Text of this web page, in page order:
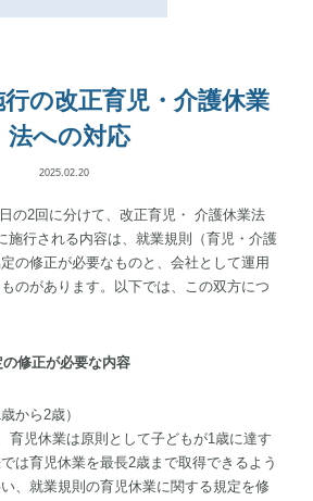
お問い合わせ
の改正育児・介護休業
法への対応
2025.02.20
の2回に分けて、改正育児・ 介護休業法
施行される内容は、就業規則（育児・介護
の修正が必要なものと、会社として運用
のがあります。以下では、この双方につ
修正が必要な内容
から2歳）
育児休業は原則として子どもが1歳に達す
は育児休業を最長2歳まで取得できるよう
、就業規則の育児休業に関する規定を修